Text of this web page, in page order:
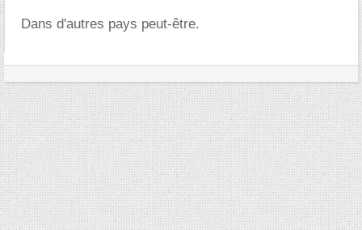
Dans d'autres pays peut-être.